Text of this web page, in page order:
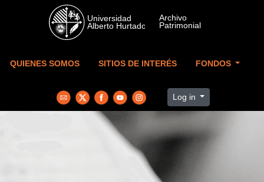
Skip to main content
QUIENES SOMOS SITIOS DE INTERÉS FONDOS
Log in